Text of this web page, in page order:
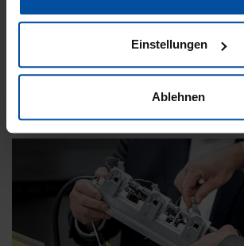
Einstellungen
Ablehnen
Xnext hat XSpectra entwickelt,
Inspektionstechnologie, die in der
Lebensmittelsicherheit erheblich